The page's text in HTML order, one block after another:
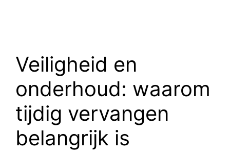
Veiligheid en
onderhoud: waarom
tijdig vervangen
belangrijk is